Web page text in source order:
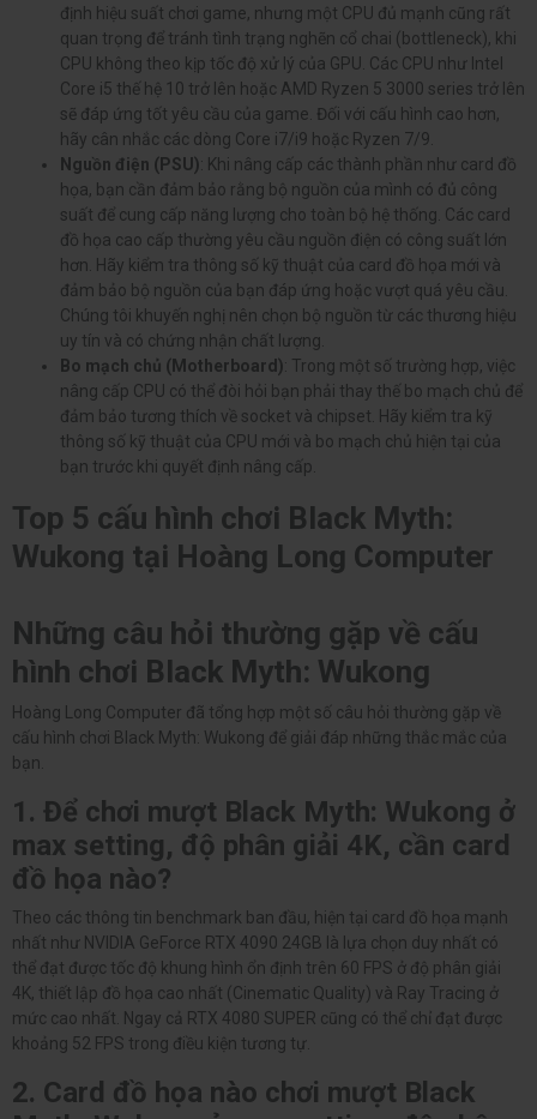
định hiệu suất chơi game, nhưng một CPU đủ mạnh cũng rất
quan trọng để tránh tình trạng nghẽn cổ chai (bottleneck), khi
CPU không theo kịp tốc độ xử lý của GPU. Các CPU như Intel
Core i5 thế hệ 10 trở lên hoặc AMD Ryzen 5 3000 series trở lên
sẽ đáp ứng tốt yêu cầu của game. Đối với cấu hình cao hơn,
hãy cân nhắc các dòng Core i7/i9 hoặc Ryzen 7/9.
Nguồn điện (PSU): Khi nâng cấp các thành phần như card đồ
họa, bạn cần đảm bảo rằng bộ nguồn của mình có đủ công
suất để cung cấp năng lượng cho toàn bộ hệ thống. Các card
đồ họa cao cấp thường yêu cầu nguồn điện có công suất lớn
hơn. Hãy kiểm tra thông số kỹ thuật của card đồ họa mới và
đảm bảo bộ nguồn của bạn đáp ứng hoặc vượt quá yêu cầu.
Chúng tôi khuyến nghị nên chọn bộ nguồn từ các thương hiệu
uy tín và có chứng nhận chất lượng.
Bo mạch chủ (Motherboard): Trong một số trường hợp, việc
nâng cấp CPU có thể đòi hỏi bạn phải thay thế bo mạch chủ để
đảm bảo tương thích về socket và chipset. Hãy kiểm tra kỹ
thông số kỹ thuật của CPU mới và bo mạch chủ hiện tại của
bạn trước khi quyết định nâng cấp.
Top 5 cấu hình chơi Black Myth:
Wukong tại Hoàng Long Computer
Những câu hỏi thường gặp về cấu
hình chơi Black Myth: Wukong
Hoàng Long Computer đã tổng hợp một số câu hỏi thường gặp về
cấu hình chơi Black Myth: Wukong để giải đáp những thắc mắc của
bạn.
1. Để chơi mượt Black Myth: Wukong ở
max setting, độ phân giải 4K, cần card
đồ họa nào?
Theo các thông tin benchmark ban đầu, hiện tại card đồ họa mạnh
nhất như NVIDIA GeForce RTX 4090 24GB là lựa chọn duy nhất có
thể đạt được tốc độ khung hình ổn định trên 60 FPS ở độ phân giải
4K, thiết lập đồ họa cao nhất (Cinematic Quality) và Ray Tracing ở
mức cao nhất. Ngay cả RTX 4080 SUPER cũng có thể chỉ đạt được
khoảng 52 FPS trong điều kiện tương tự.
2. Card đồ họa nào chơi mượt Black